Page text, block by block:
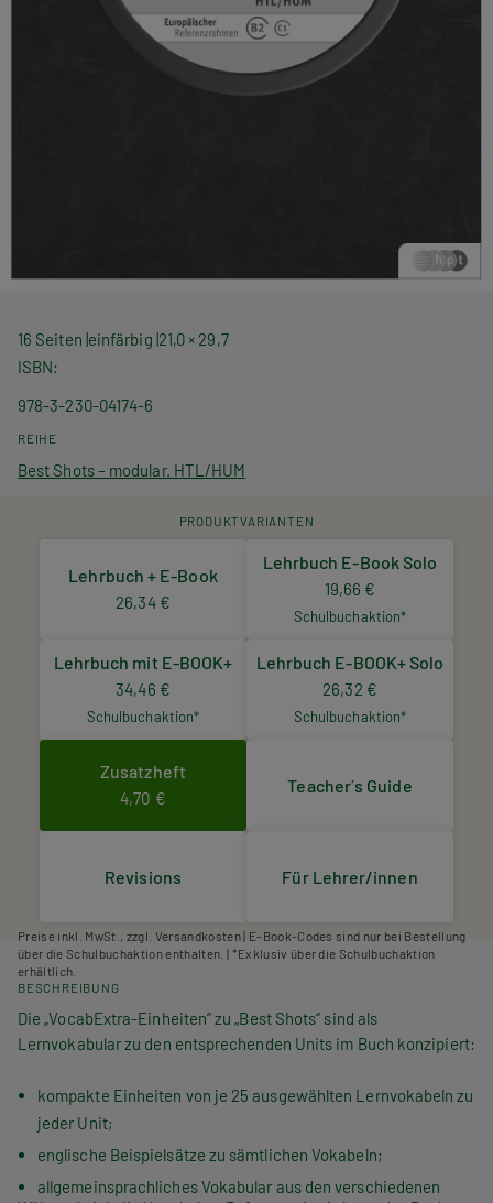
16 Seiten einfärbig 21,0 × 29,7
ISBN
978-3-230-04174-6
REIHE
Best Shots – modular. HTL/HUM
PRODUKTVARIANTEN
Lehrbuch + E-Book
26,34 €
Lehrbuch E-Book Solo
19,66 €
Schulbuchaktion*
Lehrbuch mit E-BOOK+
34,46 €
Schulbuchaktion*
Lehrbuch E-BOOK+ Solo
26,32 €
Schulbuchaktion*
Zusatzheft
4,70 €
Teacher´s Guide
Revisions Für Lehrer/innen
Preise inkl. MwSt., zzgl. Versandkosten | E-Book-Codes sind nur bei Bestellung
über die Schulbuchaktion enthalten. | *Exklusiv über die Schulbuchaktion
erhältlich.
BESCHREIBUNG
Die „VocabExtra-Einheiten“ zu „Best Shots“ sind als
Lernvokabular zu den entsprechenden Units im Buch konzipiert:
kompakte Einheiten von je 25 ausgewählten Lernvokabeln zu
jeder Unit;
englische Beispielsätze zu sämtlichen Vokabeln;
allgemeinsprachliches Vokabular aus den verschiedenen